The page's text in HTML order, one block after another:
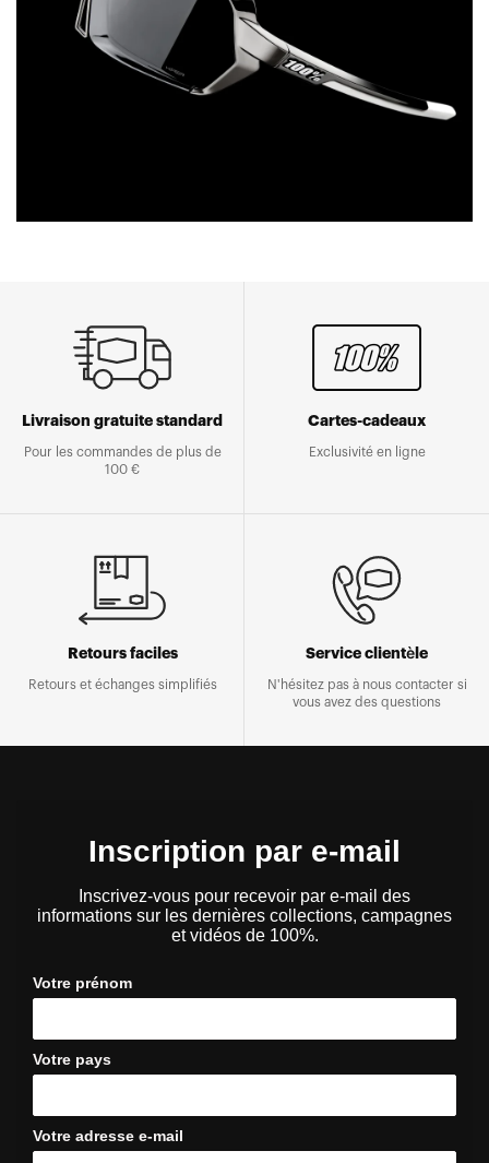
Livraison gratuite standard
Pour les commandes de plus de
100 €
Cartes-cadeaux
Exclusivité en ligne
Retours faciles
Retours et échanges simplifiés
Service clientèle
N'hésitez pas à nous contacter si
vous avez des questions
Inscription par e-mail
Inscrivez-vous pour recevoir par e-mail des
informations sur les dernières collections, campagnes
et vidéos de 100%.
Votre prénom
Votre pays
Votre adresse e-mail